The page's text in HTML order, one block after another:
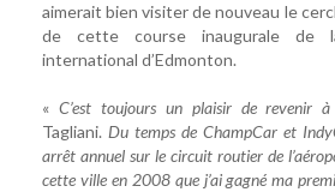
aimerait bien visiter de nouveau le
de cette course inaugurale de
international d’Edmonton.
« C’est toujours un plaisir de revenir à
Tagliani. Du temps de ChampCar et
arrêt annuel sur le circuit routier de
cette ville en 2008 que j’ai gagné ma